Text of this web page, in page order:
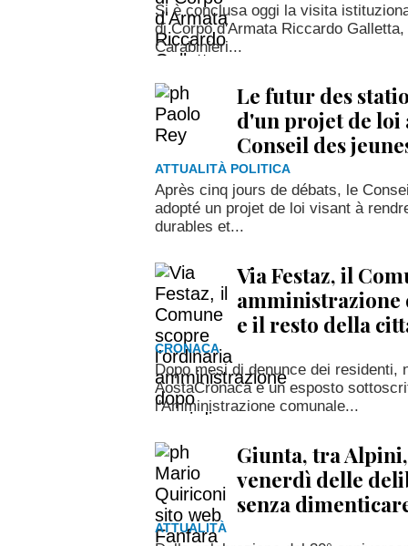
Si è conclusa oggi la visita
di Corpo d'Armata Riccardo
Carabinieri...
Le futur des
d'un projet de loi
Conseil des
ATTUALITÀ POLITICA
Après cinq jours de débats, le
adopté un projet de loi visant à
durables et...
Via Festaz, il
amministrazione
e il resto della
CRONACA
Dopo mesi di denunce dei residenti,
AostaCronaca e un esposto
l'Amministrazione comunale...
Giunta, tra
venerdì delle
senza
ATTUALITÀ